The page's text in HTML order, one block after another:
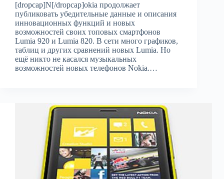
[dropcap]N[/dropcap]okia продолжает
публиковать убедительные данные и описания
инновационных функций и новых
возможностей своих топовых смартфонов
Lumia 920 и Lumia 820. В сети много графиков,
таблиц и других сравнений новых Lumia. Но
ещё никто не касался музыкальных
возможностей новых телефонов Nokia.…